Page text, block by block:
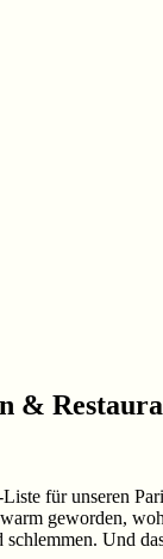
&
für unseren
geworden,
Und